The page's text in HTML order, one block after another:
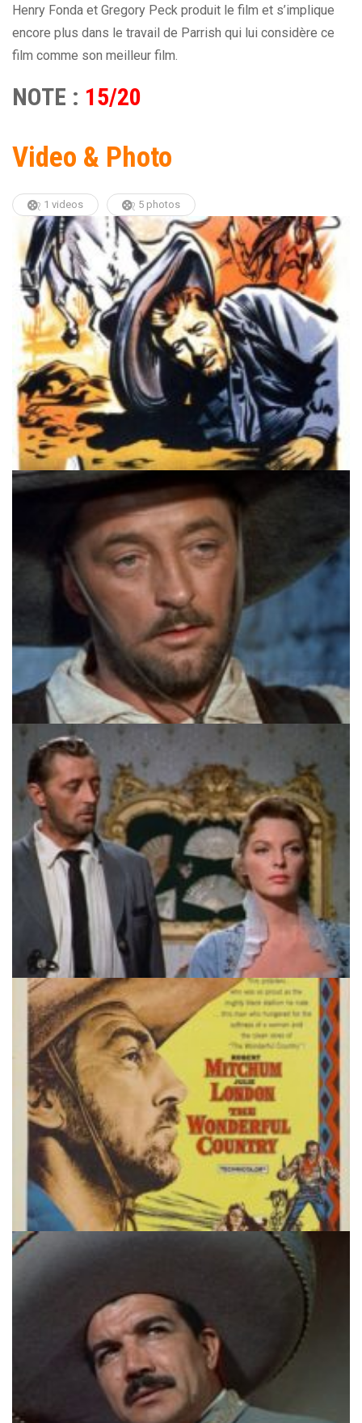
Henry Fonda et Gregory Peck produit le film et s’implique
encore plus dans le travail de Parrish qui lui considère ce
film comme son meilleur film.
NOTE : 15/20
Video & Photo
1 videos 5 photos